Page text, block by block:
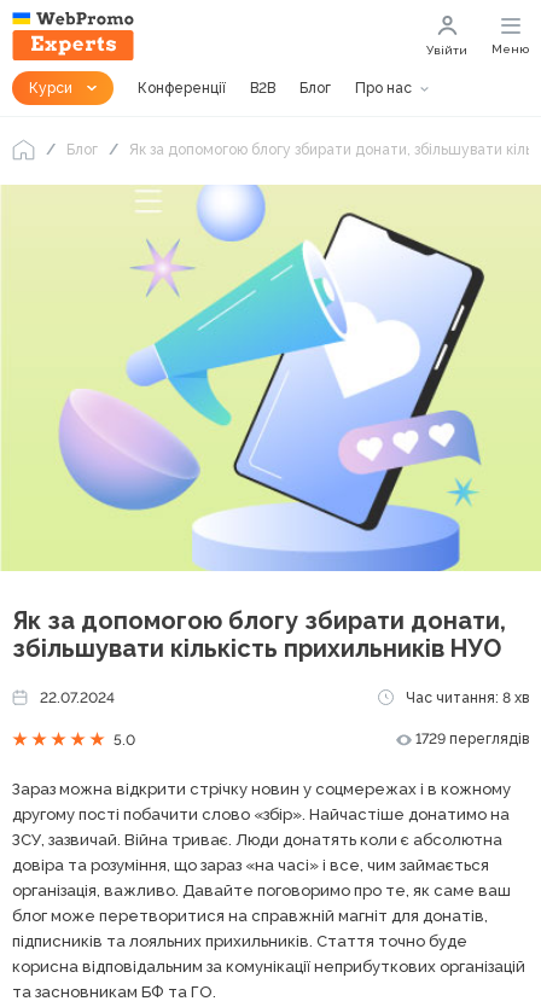
Курси Конференції B2B Блог Про нас
Увійти Меню
Блог Як за допомогою блогу збирати донати, збільшувати
Як за допомогою блогу збирати донати,
збільшувати кількість прихильників НУО
22.07.2024 Час читання: 8 хв
5.0 1729 переглядів
Зараз можна відкрити стрічку новин у соцмережах і в кожному
другому пості побачити слово «збір». Найчастіше донатимо на
ЗСУ, зазвичай. Війна триває. Люди донатять коли є абсолютна
довіра та розуміння, що зараз «на часі» і все, чим займається
організація, важливо. Давайте поговоримо про те, як саме ваш
блог може перетворитися на справжній магніт для донатів,
підписників та лояльних прихильників. Стаття точно буде
корисна відповідальним за комунікації неприбуткових організацій
та засновникам БФ та ГО.